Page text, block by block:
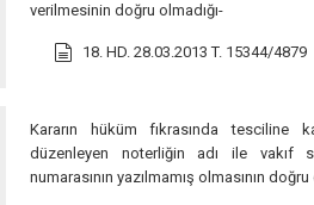
verilmesinin doğru olmadığı-
18. HD. 28.03.2013 T. 15344/4879
Kararın hüküm fıkrasında tesciline
düzenleyen noterliğin adı ile vakıf
numarasının yazılmamış olmasının doğru